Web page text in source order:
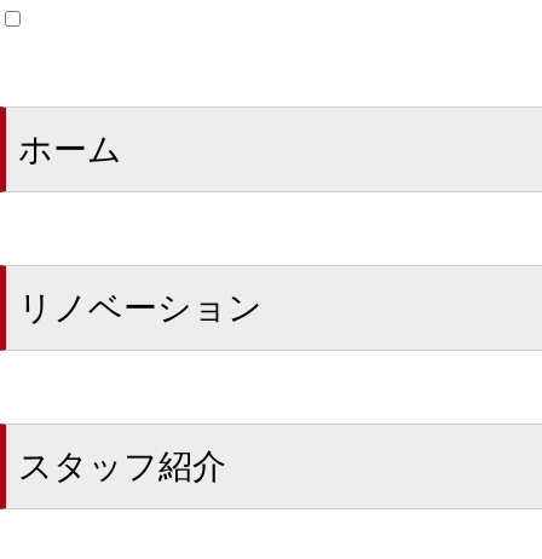
ホーム
リノベーション
スタッフ紹介